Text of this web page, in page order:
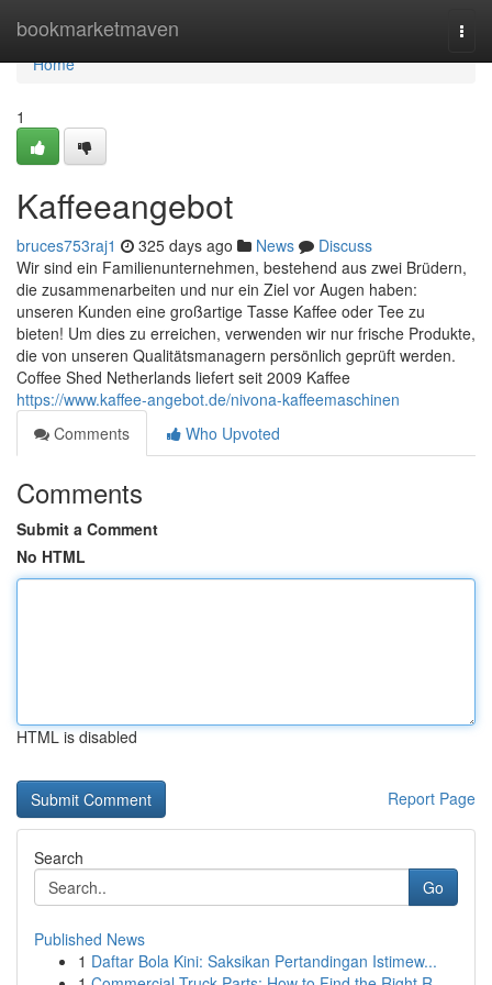
bookmarketmaven
Home
Home
1
Kaffeeangebot
bruces753raj1 325 days ago News
Discuss
Wir sind ein Familienunternehmen, bestehend aus zwei Brüdern,
die zusammenarbeiten und nur ein Ziel vor Augen haben:
unseren Kunden eine großartige Tasse Kaffee oder Tee zu
bieten! Um dies zu erreichen, verwenden wir nur frische Produkte,
die von unseren Qualitätsmanagern persönlich geprüft werden.
Coffee Shed Netherlands liefert seit 2009 Kaffee
https://www.kaffee-angebot.de/nivona-kaffeemaschinen
Comments
Who Upvoted
Comments
Submit a Comment
No HTML
HTML is disabled
Report Page
Search
Go
Published News
1 Daftar Bola Kini: Saksikan Pertandingan Istimew...